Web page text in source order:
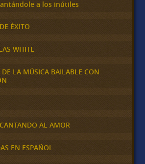
a los inútiles
ÉXITO
WHITE
LA MÚSICA BAILABLE CON
AL AMOR
EN ESPAÑOL